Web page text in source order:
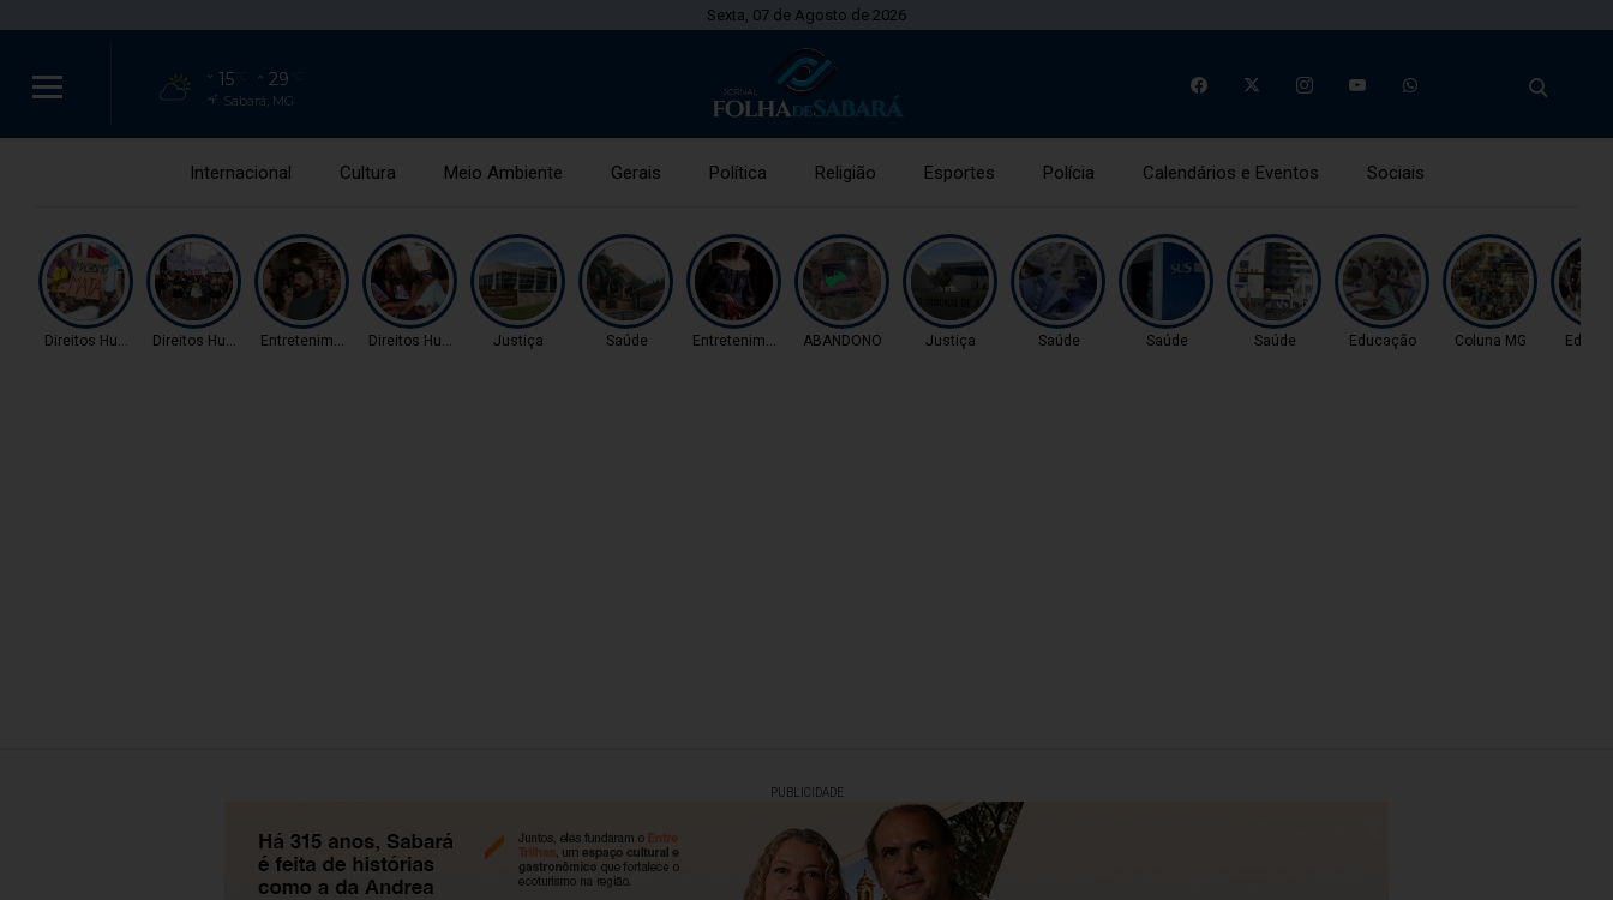
Sexta, 07 de Agosto de 2026
15 29
Sabará, MG
Internacional Cultura Meio Ambiente Gerais Política Religião Esportes Polícia Calendários e Eventos Sociais
Direitos HumanosDireitos HumanosEntretenimento Direitos Humanos Justiça Saúde Entretenimento ABANDONO Justiça Saúde Saúde Saúde Educação Coluna MG
PUBLICIDADE